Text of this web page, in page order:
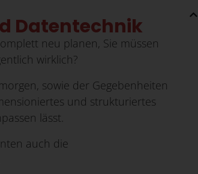
Datentechnik
neu planen, Sie müssen
wirklich?
sowie der Gegebenheiten
und strukturiertes
lässt.
auch die